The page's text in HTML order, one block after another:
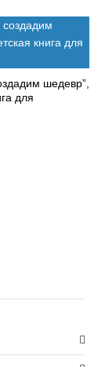
шедевр”,
для